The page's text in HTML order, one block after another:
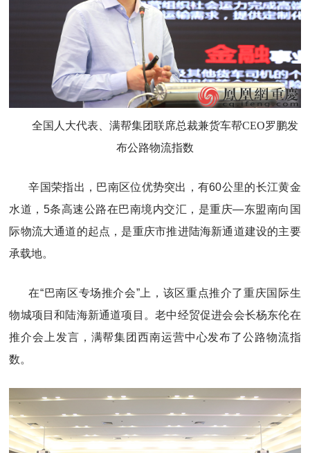
全国人大代表、满帮集团联席总裁兼货车帮CEO罗鹏发
布公路物流指数
辛国荣指出，巴南区位优势突出，有60公里的长江黄金
水道，5条高速公路在巴南境内交汇，是重庆—东盟南向国
际物流大通道的起点，是重庆市推进陆海新通道建设的主要
承载地。
在“巴南区专场推介会”上，该区重点推介了重庆国际生
物城项目和陆海新通道项目。老中经贸促进会会长杨东伦在
推介会上发言，满帮集团西南运营中心发布了公路物流指
数。